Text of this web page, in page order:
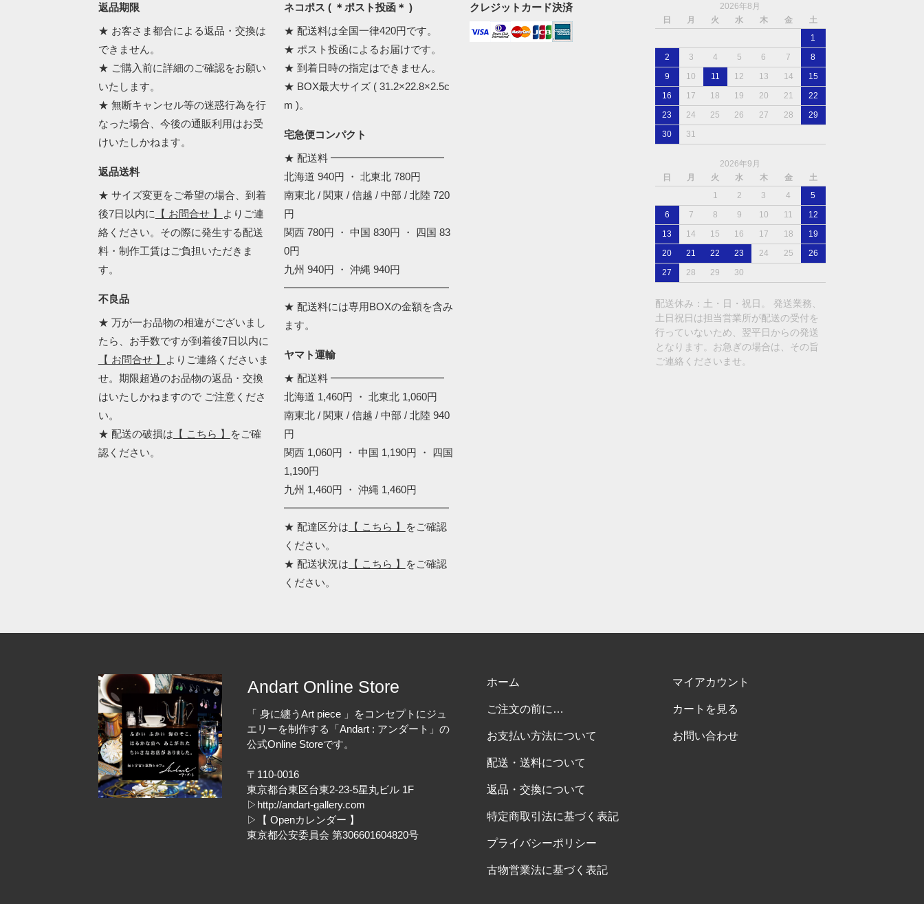
返品期限
★ お客さま都合による返品・交換は
できません。
★ ご購入前に詳細のご確認をお願い
いたします。
★ 無断キャンセル等の迷惑行為を行
なった場合、今後の通販利用はお受
けいたしかねます。
返品送料
★ サイズ変更をご希望の場合、到着
後7日以内に
【 お問合せ 】
よりご連
絡ください。その際に発生する配送
料・制作工賃はご負担いただきま
す。
不良品
★ 万が一お品物の相違がございまし
たら、お手数ですが到着後7日以内に
【 お問合せ 】
よりご連絡くださいま
せ。期限超過のお品物の返品・交換
はいたしかねますので ご注意くださ
い。
★ 配送の破損は 【 こちら 】
をご確
認ください。
ネコポス ( ＊ポスト投函＊ )
★ 配送料は全国一律420円です。
★ ポスト投函によるお届けです。
★ 到着日時の指定はできません。
★ BOX最大サイズ ( 31.2×22.8×2.5c
m )。
宅急便コンパクト
★ 配送料 ━━━━━━━━━━━
北海道 940円 ・ 北東北 780円
南東北 / 関東 / 信越 / 中部 / 北陸 720
円
関西 780円 ・ 中国 830円 ・ 四国 83
0円
九州 940円 ・ 沖縄 940円
━━━━━━━━━━━━━━━━
★ 配送料には専用BOXの金額を含み
ます。
ヤマト運輸
★ 配送料 ━━━━━━━━━━━
北海道 1,460円 ・ 北東北 1,060円
南東北 / 関東 / 信越 / 中部 / 北陸 940
円
関西 1,060円 ・ 中国 1,190円 ・ 四国
1,190円
九州 1,460円 ・ 沖縄 1,460円
━━━━━━━━━━━━━━━━
★ 配達区分は 【 こちら 】
をご確認
ください。
★ 配送状況は 【 こちら 】
をご確認
ください。
クレジットカード決済
2026年8月
日
月 火 水 木 金
土
1
2
3 4 5 6 7
8
9
10 11 12 13 14
15
16
17 18 19 20 21
22
23
24 25 26 27 28
29
30
31
2026年9月
日
月 火 水 木 金
土
1
2 3 4
5
6
7 8 9 10 11
12
13
14 15 16 17 18
19
20
21 22 23 24 25
26
27
28 29 30
配送休み：土・日・祝日。 発送業務、
土日祝日は担当営業所が配送の受付を
行っていないため、翌平日からの発送
となります。お急ぎの場合は、その旨
ご連絡くださいませ。
Andart Online Store
「 身に纏うArt piece 」をコンセプトにジュ
エリーを制作する「Andart : アンダート」の
公式Online Storeです。
〒110-0016
東京都台東区台東2-23-5星丸ビル 1F
▷ http://andart-gallery.com
▷
【 Openカレンダー 】
東京都公安委員会 第306601604820号
ホーム
ご注文の前に…
お支払い方法について
配送・送料について
返品・交換について
特定商取引法に基づく表記
プライバシーポリシー
古物営業法に基づく表記
マイアカウント
カートを見る
お問い合わせ